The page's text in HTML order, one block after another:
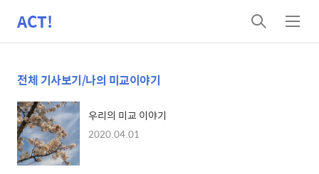
ACT!
검
색
메
뉴
전체 기사보기/나의 미교이야기
우리의 미교 이야기
2020.04.01